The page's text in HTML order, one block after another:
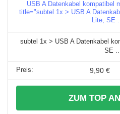
USB A Datenkabel kompatibel
title="subtel 1x > USB A
Lite, SE
subtel 1x > USB A Datenkabel
SE
9,90 €
ZUM TOP